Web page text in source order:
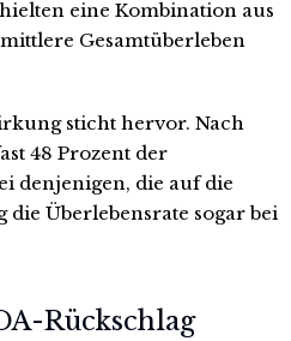
eine Kombination aus
Gesamtüberleben
sticht hervor. Nach
48 Prozent der
denjenigen, die auf die
Überlebensrate sogar bei
Rückschlag